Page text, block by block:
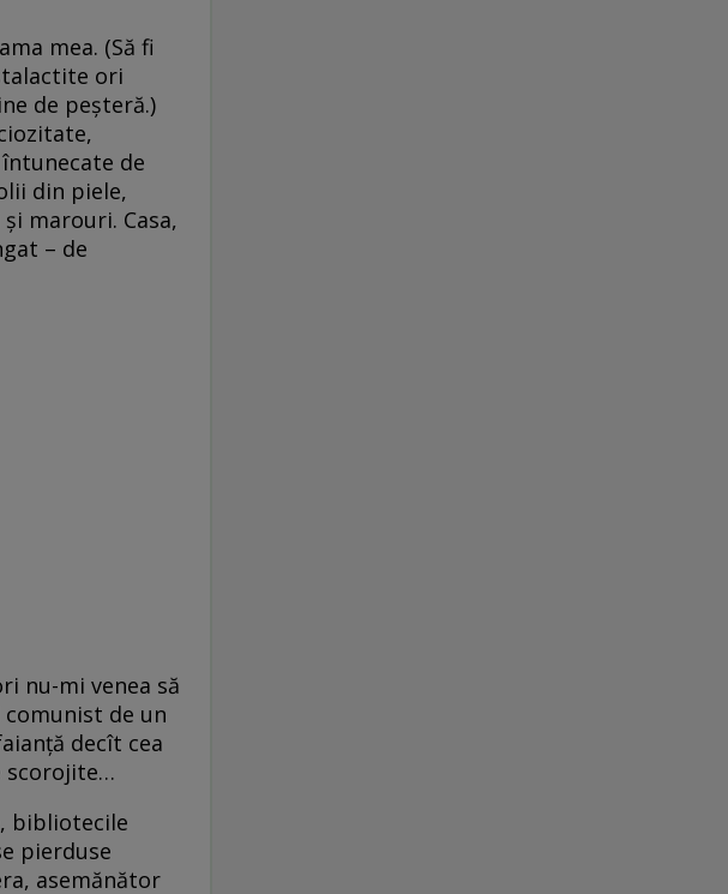
mea. (Să fi
ori
de peșteră.)
de
din piele,
marouri. Casa,
– de
nu-mi venea să
comunist de un
decît cea
scorojite…
bibliotecile
pierduse
asemănător